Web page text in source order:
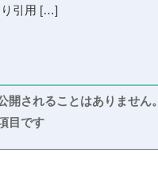
引用 […]
開されることはありません。
目です